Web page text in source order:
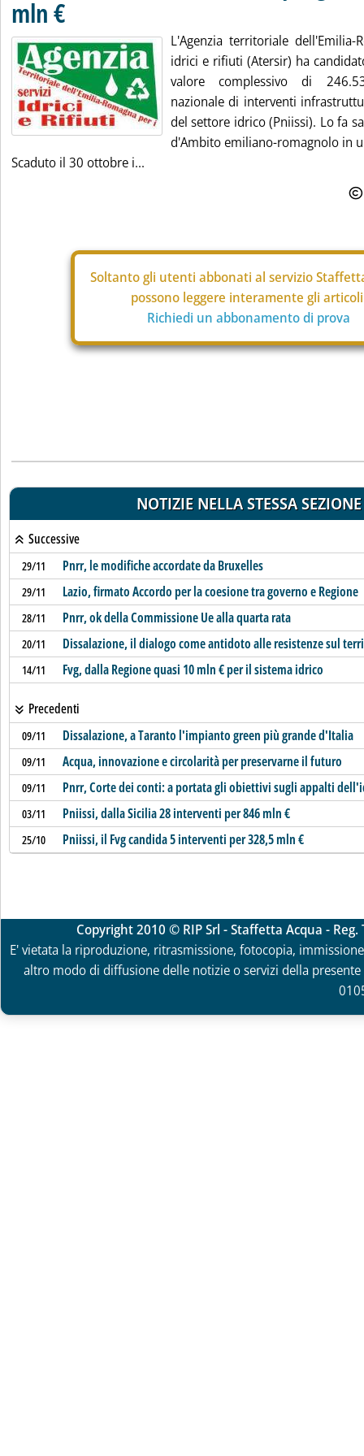
mln €
L'Agenzia territoriale
idrici e rifiuti (Atersir) ha
valore complessivo di
nazionale di interventi
del settore idrico (Pniissi). Lo fa
d'Ambito emiliano-romagnolo in
Scaduto il 30 ottobre i...
Soltanto gli utenti abbonati al servizio
possono leggere interamente gli
Richiedi un abbonamento di prova
NOTIZIE NELLA STESSA SEZIONE
Successive
29/11 Pnrr, le modifiche accordate da Bruxelles
29/11 Lazio, firmato Accordo per la coesione tra governo e Regione
28/11 Pnrr, ok della Commissione Ue alla quarta rata
20/11 Dissalazione, il dialogo come antidoto alle resistenze sul
14/11 Fvg, dalla Regione quasi 10 mln € per il sistema idrico
Precedenti
09/11 Dissalazione, a Taranto l'impianto green più grande d'Italia
09/11 Acqua, innovazione e circolarità per preservarne il futuro
09/11 Pnrr, Corte dei conti: a portata gli obiettivi sugli appalti
03/11 Pniissi, dalla Sicilia 28 interventi per 846 mln €
25/10 Pniissi, il Fvg candida 5 interventi per 328,5 mln €
Copyright 2010 © RIP Srl - Staffetta Acqua -
E' vietata la riproduzione, ritrasmissione, fotocopia,
altro modo di diffusione delle notizie o servizi della